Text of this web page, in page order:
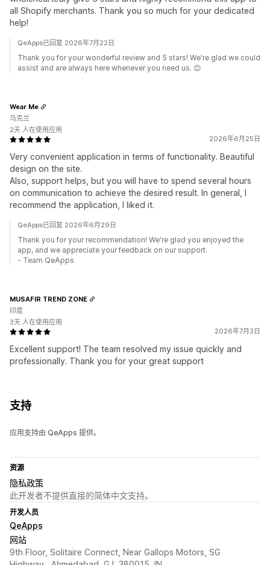
all Shopify merchants. Thank you so much for your dedicated
help!
QeApps已回复 2026年7月22日
Thank you for your wonderful review and 5 stars! We're glad we could
assist and are always here whenever you need us. 😊
2026年6月25日
Very convenient application in terms of functionality. Beautiful
design on the site.
Also, support helps, but you will have to spend several hours
on communication to achieve the desired result. In general, I
recommend the application, I liked it.
Wear Me
乌克兰
2天 人在使用应用
QeApps已回复 2026年6月29日
Thank you for your recommendation! We're glad you enjoyed the
app, and we appreciate your feedback on our support.
- Team QeApps
2026年7月3日
Excellent support! The team resolved my issue quickly and
professionally. Thank you for your great support
MUSAFIR TREND ZONE
印度
3天 人在使用应用
支持
应用支持由 QeApps 提供。
资源
隐私政策
此开发者不提供直接的简体中文支持。
开发人员
QeApps
网站
9th Floor, Solitaire Connect, Near Gallops Motors, SG